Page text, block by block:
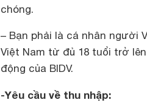
chóng.
– Bạn phải là cá nhân người
Việt Nam từ đủ 18 tuổi trở
động của BIDV.
-Yêu cầu về thu nhập: